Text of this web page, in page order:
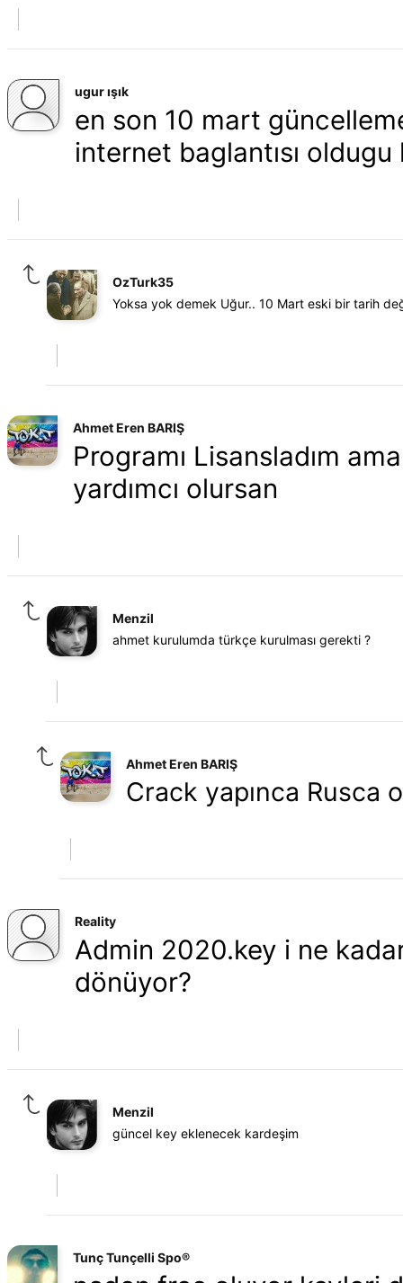
ugur ışık
en son 10 mart
internet baglantısı
OzTurk35
Yoksa yok demek Uğur.. 10 Mart eski bir tarih
Ahmet Eren BARIŞ
Programı Lisansladım
yardımcı olursan
Menzil
ahmet kurulumda türkçe kurulması gerekti ?
Ahmet Eren BARIŞ
Crack yapınca Rusca
Reality
Admin 2020.key i ne
dönüyor?
Menzil
güncel key eklenecek kardeşim
Tunç Tunçelli Spo®